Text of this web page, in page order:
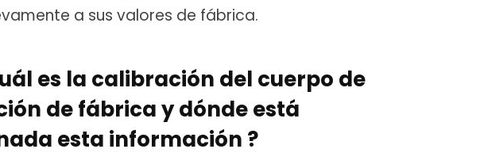
a sus valores de fábrica.
es la calibración del cuerpo de
de fábrica y dónde está
esta información ?